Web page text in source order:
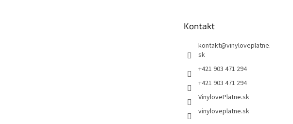
Kontakt
kontakt@vinyloveplatne.
sk
+421 903 471 294
+421 903 471 294
VinylovePlatne.sk
vinyloveplatne.sk